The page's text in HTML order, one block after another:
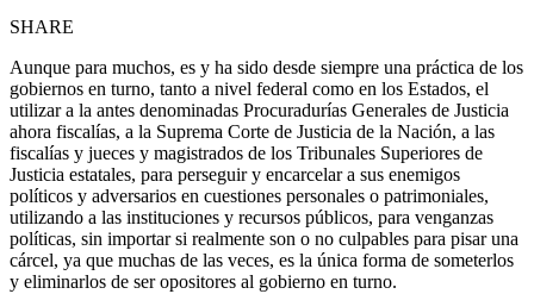
SHARE
Aunque para muchos, es y ha sido desde siempre una práctica de los
gobiernos en turno, tanto a nivel federal como en los Estados, el
utilizar a la antes denominadas Procuradurías Generales de Justicia
ahora fiscalías, a la Suprema Corte de Justicia de la Nación, a las
fiscalías y jueces y magistrados de los Tribunales Superiores de
Justicia estatales, para perseguir y encarcelar a sus enemigos
políticos y adversarios en cuestiones personales o patrimoniales,
utilizando a las instituciones y recursos públicos, para venganzas
políticas, sin importar si realmente son o no culpables para pisar una
cárcel, ya que muchas de las veces, es la única forma de someterlos
y eliminarlos de ser opositores al gobierno en turno.